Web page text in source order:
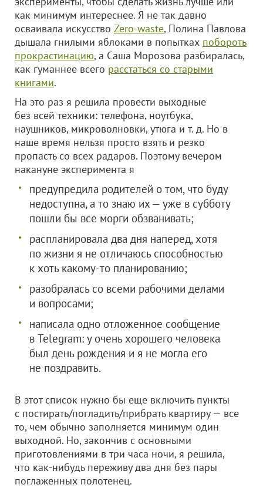
как минимум интереснее. Я не так давно
осваивала искусство Zero-waste, Полина Павлова
дышала гнилыми яблоками в попытках побороть
прокрастинацию, а Саша Морозова разбиралась,
как гуманнее всего расстаться со старыми
книгами.
На это раз я решила провести выходные
без всей техники: телефона, ноутбука,
наушников, микроволновки, утюга и т. д. Но в
наше время нельзя просто взять и резко
пропасть со всех радаров. Поэтому вечером
накануне эксперимента я
предупредила родителей о том, что буду
недоступна, а то знаю их — уже в субботу
пошли бы все морги обзванивать;
распланировала два дня наперед, хотя
по жизни я не отличаюсь способностью
к хоть какому-то планированию;
разобралась со всеми рабочими делами
и вопросами;
написала одно отложенное сообщение
в Telegram: у очень хорошего человека
был день рождения и я не могла его
не поздравить.
В этот список нужно бы еще включить пункты
с постирать/погладить/прибрать квартиру — все
то, чем обычно заполняется минимум один
выходной. Но, закончив с основными
приготовлениями в три часа ночи, я решила,
что как-нибудь переживу два дня без пары
поглаженных полотенец.